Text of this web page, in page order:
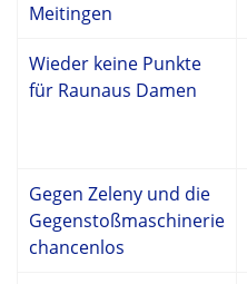
Meitingen
Wieder keine Punkte
für Raunaus Damen
Gegen Zeleny und die
Gegenstoßmaschinerie
chancenlos